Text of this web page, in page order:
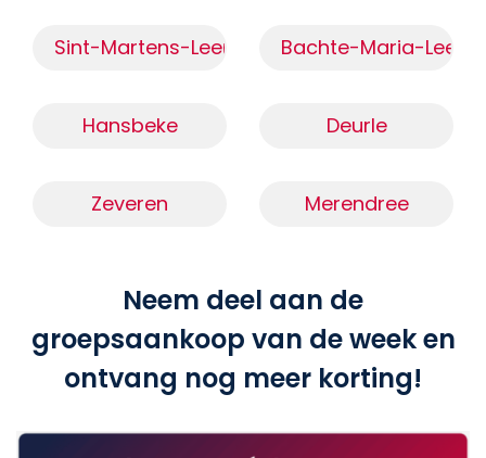
Sint-Martens-Leerne Bachte-Maria-
Hansbeke Deurle
Zeveren Merendree
Neem deel aan de
groepsaankoop van de week en
ontvang nog meer korting!